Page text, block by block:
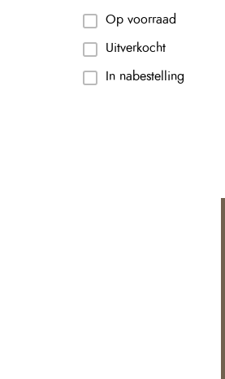
Op voorraad
Uitverkocht
In nabestelling